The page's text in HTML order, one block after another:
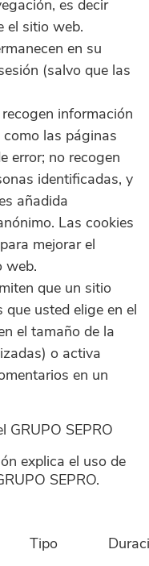
es decir
el sitio web.
en su
(salvo que las
recogen información
las páginas
error; no recogen
identificadas, y
añadida
Las cookies
mejorar el
web.
que un sitio
usted elige en el
el tamaño de la
o activa
en un
GRUPO SEPRO
explica el uso de
SEPRO.
Tipo